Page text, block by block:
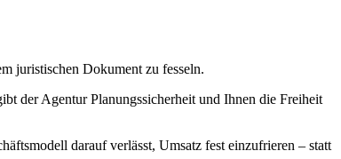
juristischen Dokument zu fesseln.
der Agentur Planungssicherheit und Ihnen die Freiheit
darauf verlässt, Umsatz fest einzufrieren – statt